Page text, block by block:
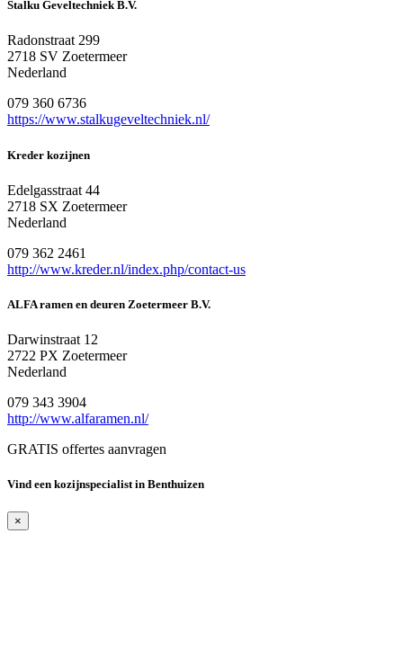
Stalku Geveltechniek B.V.
Radonstraat 299
2718 SV Zoetermeer
Nederland
079 360 6736
https://www.stalkugeveltechniek.nl/
Kreder kozijnen
Edelgasstraat 44
2718 SX Zoetermeer
Nederland
079 362 2461
http://www.kreder.nl/index.php/contact-us
ALFA ramen en deuren Zoetermeer B.V.
Darwinstraat 12
2722 PX Zoetermeer
Nederland
079 343 3904
http://www.alfaramen.nl/
GRATIS offertes aanvragen
Vind een kozijnspecialist in Benthuizen
×